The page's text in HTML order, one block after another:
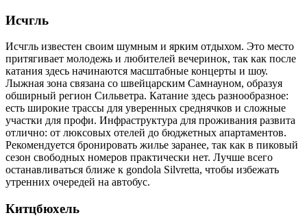
Исчгль
Исчгль известен своим шумным и ярким отдыхом. Это место
притягивает молодежь и любителей вечеринок, так как после
катания здесь начинаются масштабные концерты и шоу.
Лыжная зона связана со швейцарским Самнауном, образуя
обширный регион Сильветра. Катание здесь разнообразное:
есть широкие трассы для уверенных среднячков и сложные
участки для профи. Инфраструктура для проживания развита
отлично: от люксовых отелей до бюджетных апартаментов.
Рекомендуется бронировать жилье заранее, так как в пиковый
сезон свободных номеров практически нет. Лучше всего
останавливаться ближе к gondola Silvretta, чтобы избежать
утренних очередей на автобус.
Китцбюхель